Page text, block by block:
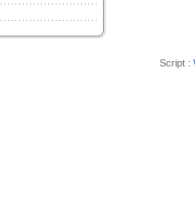
Script :